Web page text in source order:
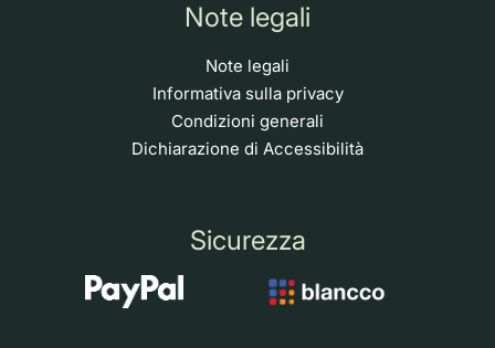
Note legali
Note legali
Informativa sulla privacy
Condizioni generali
Dichiarazione di Accessibilità
Sicurezza